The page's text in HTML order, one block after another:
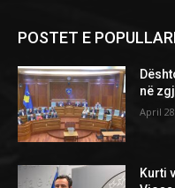
POSTET E
në
April
Kurti